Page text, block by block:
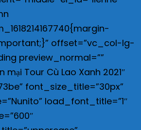
offset=”vc_col-lg-
preview_normal=””
mại Tour Cù Lao Xanh 2021″
font_size_title=”30px”
load_font_title=”1″